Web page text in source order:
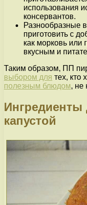
использования
консервантов.
Разнообразные
приготовить с
как морковь или
вкусным и
Таким образом, ПП
выбором для тех, кто
полезным блюдом, не
Ингредиенты
капустой